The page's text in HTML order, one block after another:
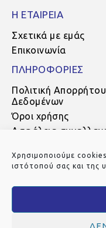
Χρησιμοποιούμε
ιστότοπού σας και της
Η ΕΤΑΙΡΕΙΑ
Σχετικά με εμάς
Επικοινωνία
ΠΛΗΡΟΦΟΡΙΕΣ
Πολιτική
Δεδομένων
Όροι χρήσης
Ασφάλεια
Τρόποι αποστολής